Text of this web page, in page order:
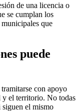
de una licencia o
se cumplan los
que
puede
con apoyo
y el territorio. No todas
siguen el mismo